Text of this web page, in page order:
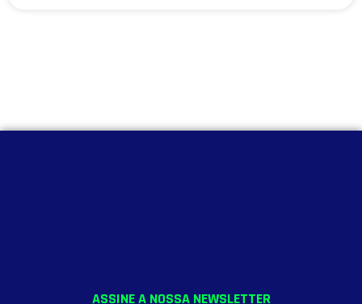
ASSINE A NOSSA NEWSLETTER